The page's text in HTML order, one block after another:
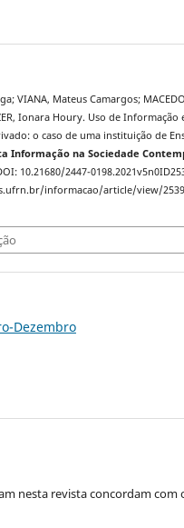
VIANA, Mateus Camargos;
Ionara Houry. Uso de Informação
o caso de uma instituição de
Informação na Sociedade
10.21680/2447-
informacao/article/view/
Dezembro
nesta revista concordam com